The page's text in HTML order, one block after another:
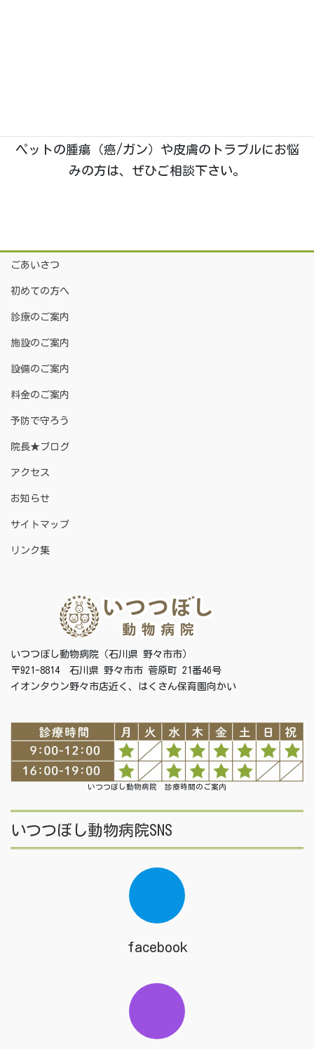
ペットの腫瘍（癌/ガン）や皮膚のトラブルにお悩
みの方は、ぜひご相談下さい。
ごあいさつ
初めての方へ
診療のご案内
施設のご案内
設備のご案内
料金のご案内
予防で守ろう
院長★ブログ
アクセス
お知らせ
サイトマップ
リンク集
いつつぼし動物病院（石川県 野々市市）
〒921-8814 石川県 野々市市 菅原町 21番46号
イオンタウン野々市店近く、はくさん保育園向かい
いつつぼし動物病院 診療時間のご案内
いつつぼし動物病院SNS
facebook